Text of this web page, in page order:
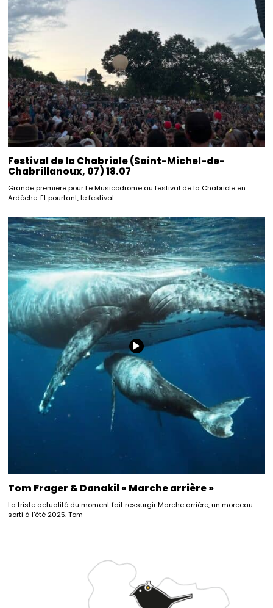
Festival de la Chabriole (Saint-Michel-de-
Chabrillanoux, 07) 18.07
Grande première pour Le Musicodrome au festival de la Chabriole en
Ardèche. Et pourtant, le festival
Tom Frager & Danakil « Marche arrière »
La triste actualité du moment fait ressurgir Marche arrière, un morceau
sorti à l’été 2025. Tom